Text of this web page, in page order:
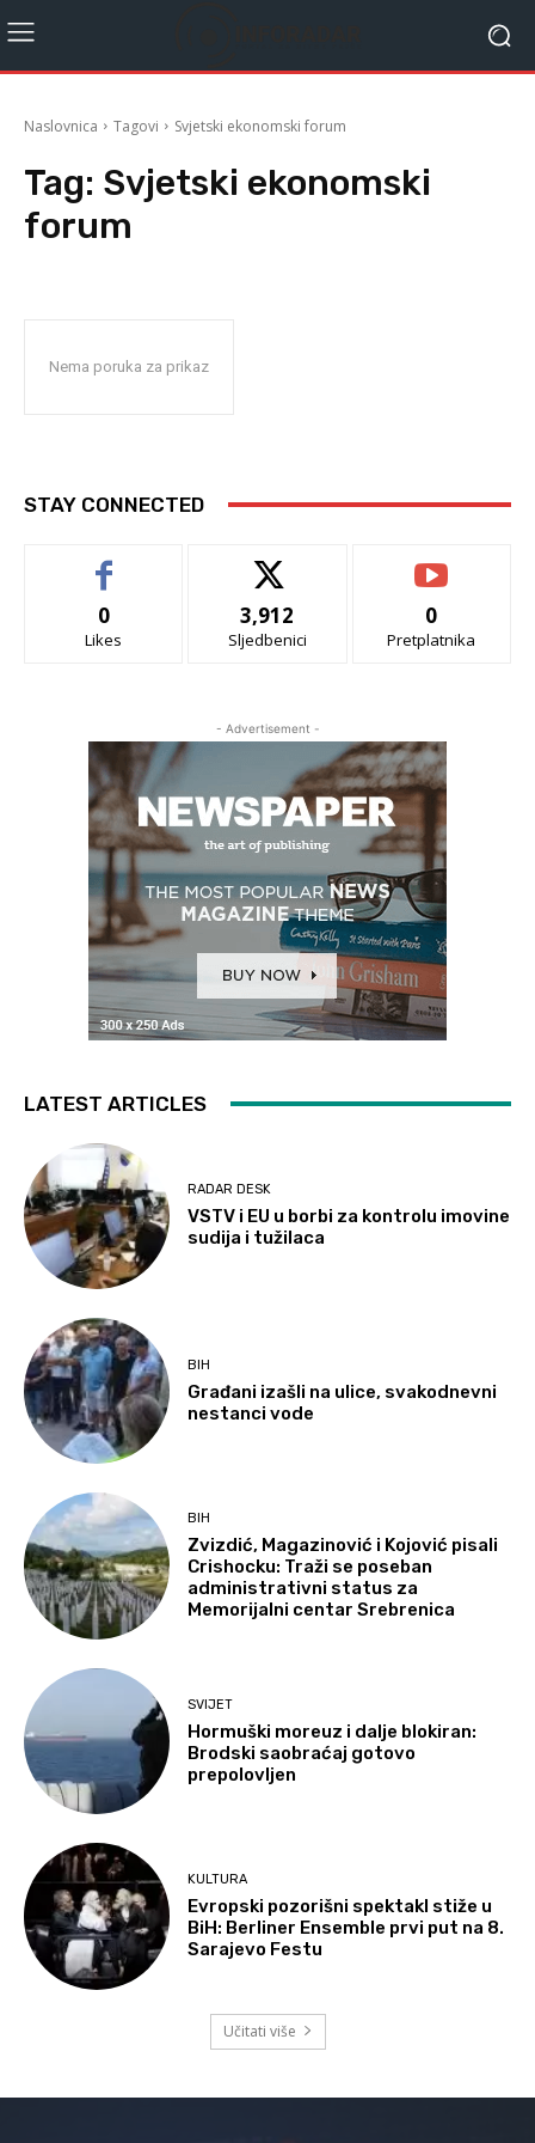
Naslovnica Tagovi Svjetski ekonomski forum
Tag: Svjetski ekonomski
forum
Nema poruka za prikaz
STAY CONNECTED
0
Likes
3,912
Sljedbenici
0
Pretplatnika
- Advertisement -
LATEST ARTICLES
RADAR DESK
VSTV i EU u borbi za kontrolu imovine
sudija i tužilaca
BIH
Građani izašli na ulice, svakodnevni
nestanci vode
BIH
Zvizdić, Magazinović i Kojović pisali
Crishocku: Traži se poseban
administrativni status za
Memorijalni centar Srebrenica
SVIJET
Hormuški moreuz i dalje blokiran:
Brodski saobraćaj gotovo
prepolovljen
KULTURA
Evropski pozorišni spektakl stiže u
BiH: Berliner Ensemble prvi put na 8.
Sarajevo Festu
Učitati više